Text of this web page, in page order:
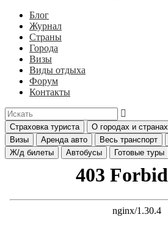
Блог
Журнал
Страны
Города
Визы
Виды отдыха
Форум
Контакты
Страховка туриста О городах и странах
Визы
Аренда авто Весь транспорт
Ж/д билеты
Автобусы Готовые туры